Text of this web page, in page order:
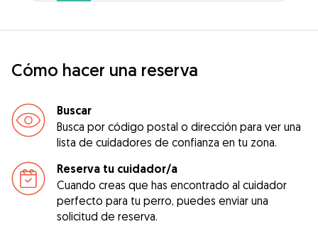
Cómo hacer una reserva
Buscar
Busca por código postal o dirección para ver una
lista de cuidadores de confianza en tu zona.
Reserva tu cuidador/a
Cuando creas que has encontrado al cuidador
perfecto para tu perro, puedes enviar una
solicitud de reserva.